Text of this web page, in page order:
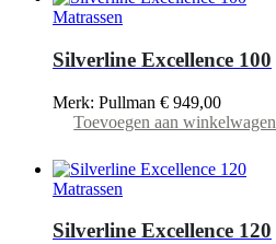
Matrassen
Silverline Excellence 100
Merk: Pullman € 949,00
Toevoegen aan winkelwagen
Matrassen
Silverline Excellence 120